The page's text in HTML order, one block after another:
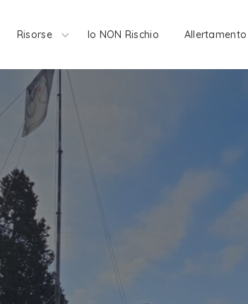
Risorse Io NON Rischio